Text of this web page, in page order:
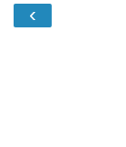
‹